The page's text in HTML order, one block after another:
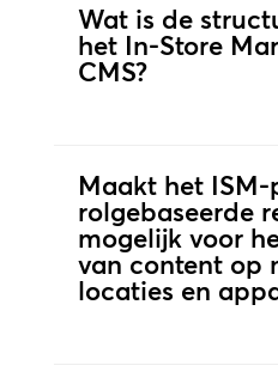
Wat is de
het In-Store
CMS?
Maakt het
rolgebaseerde
mogelijk voor
van content op
locaties en